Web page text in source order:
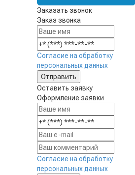
Заказать звонок
Заказ звонка
Согласие на обработку
персональных данных
Оставить заявку
Оформление заявки
Согласие на обработку
персональных данных